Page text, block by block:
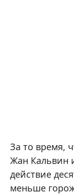
За то время,
Жан Кальвин
действие
меньше